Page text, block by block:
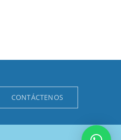
CONTÁCTENOS